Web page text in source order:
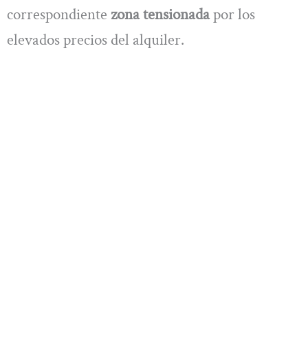
correspondiente zona tensionadapor los
elevados precios del alquiler.